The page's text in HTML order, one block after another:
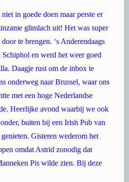
in goede doen maar perste er
glimlach uit! Het was super
te brengen. ‘s Anderendaags
en werd het weer goed
Daagje rust om de inbox te
onderweg naar Brussel, waar ons
met een hoge Nederlandse
Heerlijke avond waarbij we ook
buiten bij een Irish Pub van
Gisteren wederom het
omdat Astrid zonodig dat
Pis wilde zien. Bij deze